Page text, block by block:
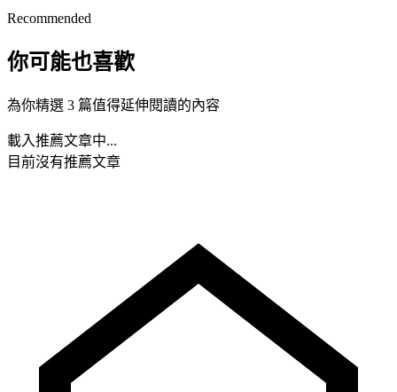
Recommended
你可能也喜歡
為你精選 3 篇值得延伸閱讀的內容
載入推薦文章中...
目前沒有推薦文章